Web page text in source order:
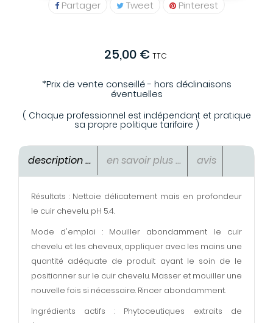
Partager Tweet Pinterest
25,00 € TTC
*Prix de vente conseillé - hors déclinaisons
éventuelles
( Chaque professionnel est indépendant et pratique
sa propre politique tarifaire )
description ... en savoir plus ... avis
Résultats : Nettoie délicatement mais en profondeur
le cuir chevelu. pH 5.4.
Mode d'emploi : Mouiller abondamment le cuir
chevelu et les cheveux, appliquer avec les mains une
quantité adéquate de produit ayant le soin de le
positionner sur le cuir chevelu. Masser et mouiller une
nouvelle fois si nécessaire. Rincer abondamment.
Ingrédients actifs : Phytoceutiques extraits de